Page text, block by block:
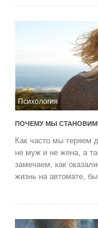
Психология
ПОЧЕМУ МЫ
Как часто мы теряем
не муж и не жена, а
замечаем, как
жизнь на автомате,